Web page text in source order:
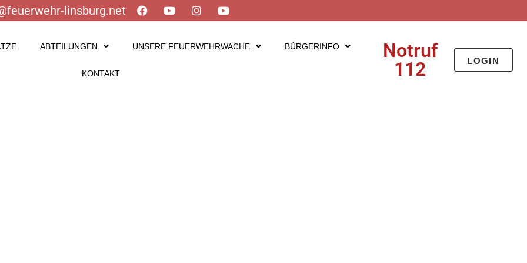
linsburg.net
ABTEILUNGEN UNSERE FEUERWEHRWACHE BÜRGERINFO
KONTAKT
Notruf
112
LOGIN